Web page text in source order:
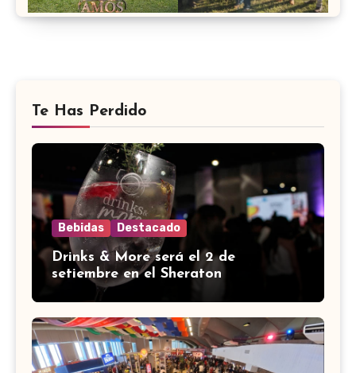
Te Has Perdido
Bebidas Destacado
Drinks & More será el 2 de
setiembre en el Sheraton